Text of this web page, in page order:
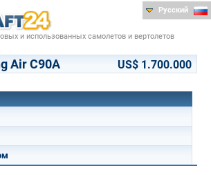
и использованных самолетов и вертолетов
Русский
Air C90A US$ 1.700.000